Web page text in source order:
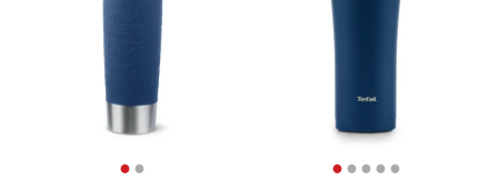
●● ●● ● ● ●